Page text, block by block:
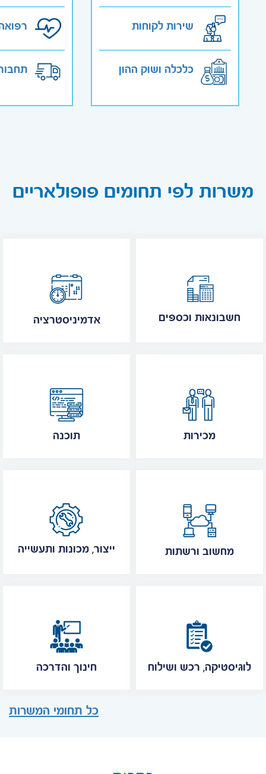
שירות לקוחות
כלכלה ושוק ההון
משרות לפי תחומים פופולאריים
אדמיניסטרציה חשבונאות וכספים
תוכנה מכירות
ייצור, מכונות ותעשייה מחשוב ורשתות
חינוך והדרכה לוגיסטיקה, רכש ושילוח
כל תחומי המשרות